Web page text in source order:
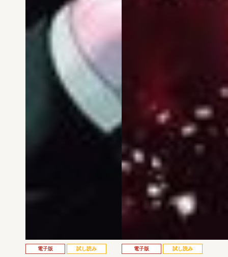
電子版 試し読み 電子版 試し読み